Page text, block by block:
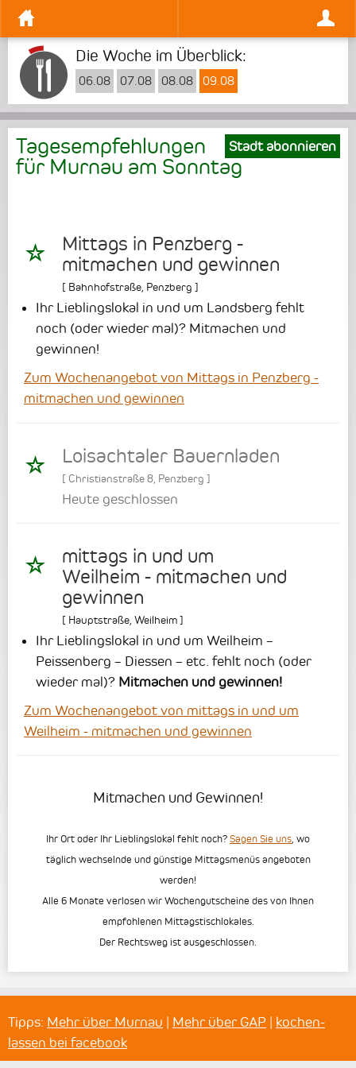
Die Woche im Überblick:
06.08 07.08 08.08 09.08
Stadt abonnieren
Tagesempfehlungen
für Murnau am Sonntag
Mittags in Penzberg -
mitmachen und gewinnen
[ Bahnhofstraße, Penzberg ]
Ihr Lieblingslokal in und um Landsberg fehlt
noch (oder wieder mal)? Mitmachen und
gewinnen!
Zum Wochenangebot von Mittags in Penzberg -
mitmachen und gewinnen
Loisachtaler Bauernladen
[ Christianstraße 8 Penzberg ]
Heute geschlossen
mittags in und um
Weilheim - mitmachen und
gewinnen
[ Hauptstraße Weilheim]
Ihr Lieblingslokal in und um Weilheim –
Peissenberg – Diessen – etc. fehlt noch (oder
wieder mal)? Mitmachen und gewinnen!
Zum Wochenangebot von mittags in und um
Weilheim - mitmachen und gewinnen
Mitmachen und Gewinnen!
Ihr Ort oder Ihr Lieblingslokal fehlt noch? Sagen Sie uns, wo
täglich wechselnde und günstige Mittagsmenüs angeboten
werden!
Alle 6 Monate verlosen wir Wochengutscheine des von Ihnen
empfohlenen Mittagstischlokales.
Der Rechtsweg ist ausgeschlossen.
Tipps: Mehr über Murnau | Mehr über GAP | kochen-
lassen bei facebook